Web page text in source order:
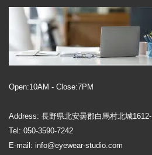
Open:10AM - Close:7PM
Address: 長野県北安曇郡白馬村北城
Tel: 050-3590-7242
E-mail: info@eyewear-studio.com